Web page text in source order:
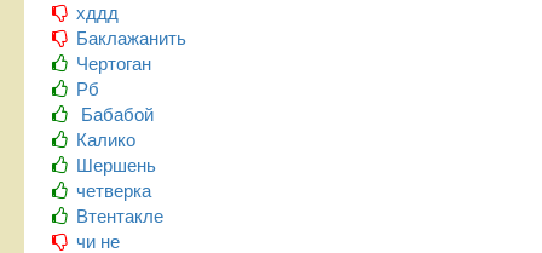
хддд
Баклажанить
Чертоган
Рб
Бабабой
Калико
Шершень
четверка
Втентакле
чи не